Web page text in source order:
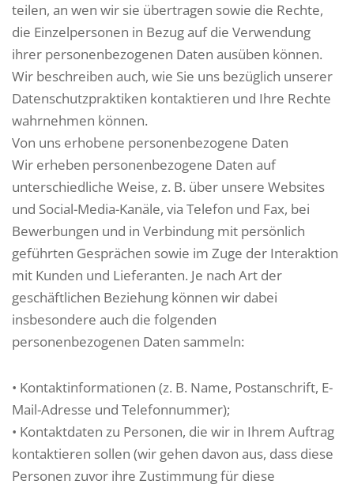
teilen, an wen wir sie übertragen sowie die Rechte,
die Einzelpersonen in Bezug auf die Verwendung
ihrer personenbezogenen Daten ausüben können.
Wir beschreiben auch, wie Sie uns bezüglich unserer
Datenschutzpraktiken kontaktieren und Ihre Rechte
wahrnehmen können.
Von uns erhobene personenbezogene Daten
Wir erheben personenbezogene Daten auf
unterschiedliche Weise, z. B. über unsere Websites
und Social-Media-Kanäle, via Telefon und Fax, bei
Bewerbungen und in Verbindung mit persönlich
geführten Gesprächen sowie im Zuge der Interaktion
mit Kunden und Lieferanten. Je nach Art der
geschäftlichen Beziehung können wir dabei
insbesondere auch die folgenden
personenbezogenen Daten sammeln:
• Kontaktinformationen (z. B. Name, Postanschrift, E-
Mail-Adresse und Telefonnummer);
• Kontaktdaten zu Personen, die wir in Ihrem Auftrag
kontaktieren sollen (wir gehen davon aus, dass diese
Personen zuvor ihre Zustimmung für diese